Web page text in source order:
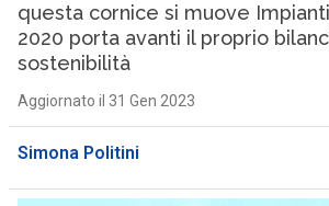
questa cornice si muove
2020 porta avanti il proprio
sostenibilità
Aggiornato il 31 Gen 2023
Simona Politini